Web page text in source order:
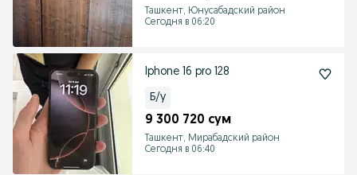
Ташкент, Юнусабадский район
Сегодня в 06:20
Iphone 16 pro 128
Б/у
9 300 720 сум
Ташкент, Мирабадский район
Сегодня в 06:40